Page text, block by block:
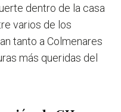
dentro de la casa
varios de los
tanto a Colmenares
más queridas del